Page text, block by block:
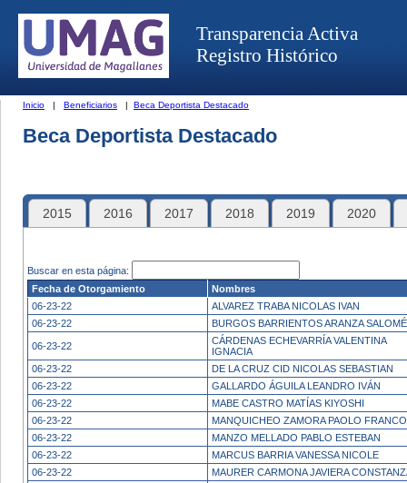
Transparencia Activa
Registro Histórico
Inicio | Beneficiarios | Beca Deportista Destacado
Beca Deportista Destacado
2015 2016 2017 2018 2019 2020
Buscar en esta página:
Fecha de Otorgamiento
Nombres
06-23-22
ALVAREZ TRABA NICOLAS IVAN
06-23-22
BURGOS BARRIENTOS ARANZA SALOMÉ
06-23-22
CÁRDENAS ECHEVARRÍA VALENTINA
IGNACIA
06-23-22
DE LA CRUZ CID NICOLAS SEBASTIAN
06-23-22
GALLARDO ÁGUILA LEANDRO IVÁN
06-23-22
MABE CASTRO MATÍAS KIYOSHI
06-23-22
MANQUICHEO ZAMORA PAOLO FRANCO
06-23-22
MANZO MELLADO PABLO ESTEBAN
06-23-22
MARCUS BARRIA VANESSA NICOLE
06-23-22
MAURER CARMONA JAVIERA